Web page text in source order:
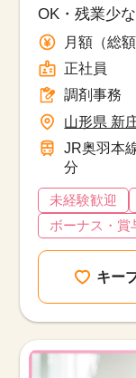
OK・残業少
月額（総
正社員
調剤事務
山形県 新
JR奥羽本
分
未経験歓迎
ボーナス・賞
キー